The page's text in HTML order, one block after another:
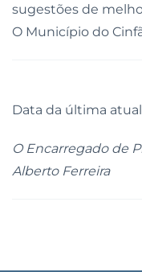
sugestões de
O Município do
Data da última
O Encarregado de
Alberto Ferreira